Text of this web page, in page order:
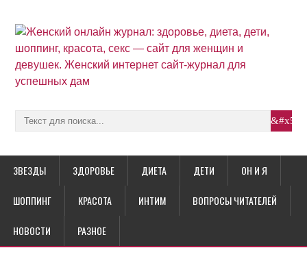
ЗВЕЗДЫ ЗДОРОВЬЕ ДИЕТА ДЕТИ ОН И Я
ШОППИНГ КРАСОТА ИНТИМ ВОПРОСЫ ЧИТАТЕЛЕЙ
НОВОСТИ РАЗНОЕ